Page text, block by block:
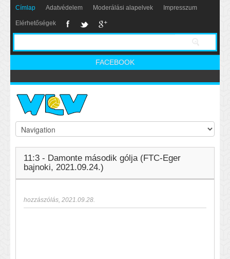
Címlap Adatvédelem Moderálási alapelvek Impresszum
Elérhetőségek
FACEBOOK
11:3 - Damonte második gólja (FTC-Eger
bajnoki, 2021.09.24.)
hozzászólás, 2021.09.28.